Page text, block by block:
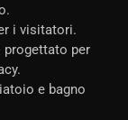
i visitatori.
progettato per
e bagno